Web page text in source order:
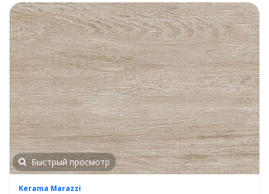
Быстрый просмотр
Kerama Marazzi